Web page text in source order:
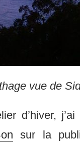
vue de
d’hiver,
sur la